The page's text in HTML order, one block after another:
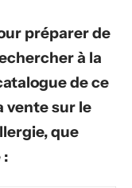
préparer de
à la
de ce
vente sur le
que
: